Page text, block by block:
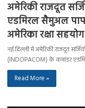
अमेरिकी राजदूत
एडमिरल सैमुअल
अमेरिका रक्षा
नई दिल्ली में अमेरिकी राजदूत
(INDOPACOM) के कमांडर
Read More »